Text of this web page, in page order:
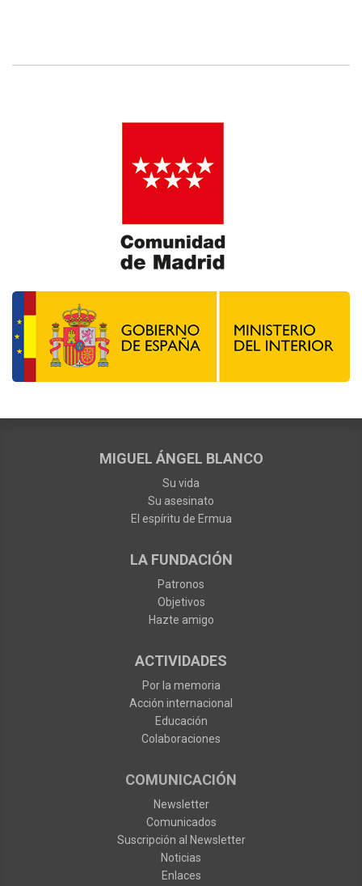
MIGUEL ÁNGEL BLANCO
Su vida
Su asesinato
El espíritu de Ermua
LA FUNDACIÓN
Patronos
Objetivos
Hazte amigo
ACTIVIDADES
Por la memoria
Acción internacional
Educación
Colaboraciones
COMUNICACIÓN
Newsletter
Comunicados
Suscripción al Newsletter
Noticias
Enlaces